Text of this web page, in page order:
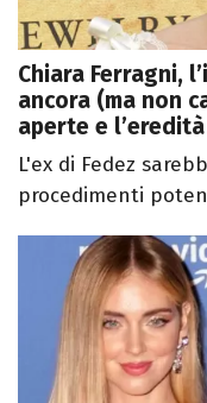
Chiara Ferragni,
ancora (ma non
aperte e
L'ex di Fedez
procedimenti